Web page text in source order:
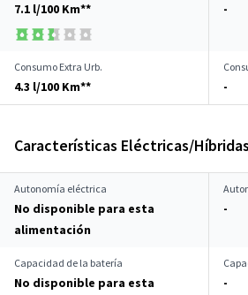
7.1 l/100 Km** -
Consumo Extra Urb.
4.3 l/100 Km** -
Características Eléctricas/Híbridas
Autonomía eléctrica
No disponible para esta
alimentación
-
Capacidad de la batería
No disponible para esta
-